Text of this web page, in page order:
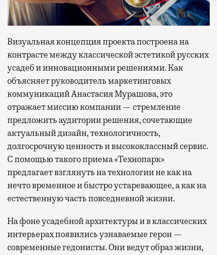
Визуальная концепция проекта построена на
контрасте между классической эстетикой русских
усадеб и инновационными решениями. Как
объясняет руководитель маркетинговых
коммуникаций Анастасия Мурашова, это
отражает миссию компании — стремление
предложить аудитории решения, сочетающие
актуальный дизайн, технологичность,
долгосрочную ценность и высококлассный сервис.
С помощью такого приема «Технопарк»
предлагает взглянуть на технологии не как на
нечто временное и быстро устаревающее, а как на
естественную часть повседневной жизни.
На фоне усадебной архитектуры и в классических
интерьерах появились узнаваемые герои —
современные гедонисты. Они ведут образ жизни,